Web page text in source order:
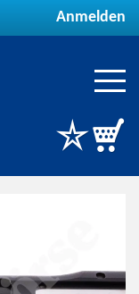
Anmelden